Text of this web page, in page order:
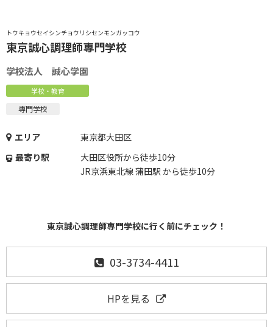
トウキョウセイシンチョウリシセンモンガッコウ
東京誠心調理師専門学校
学校法人 誠心学園
学校・教育
専門学校
エリア
東京都大田区
最寄り駅
大田区役所から徒歩10分
JR京浜東北線 蒲田駅 から徒歩10分
東京誠心調理師専門学校に行く前にチェック！
03-3734-4411
HPを見る